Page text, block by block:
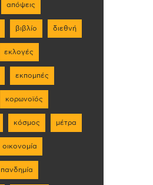
απόψεις
βιβλίο διεθνή
εκλογές
εκπομπές
κορωνοϊός
κόσμος μέτρα
οικονομία
πανδημία